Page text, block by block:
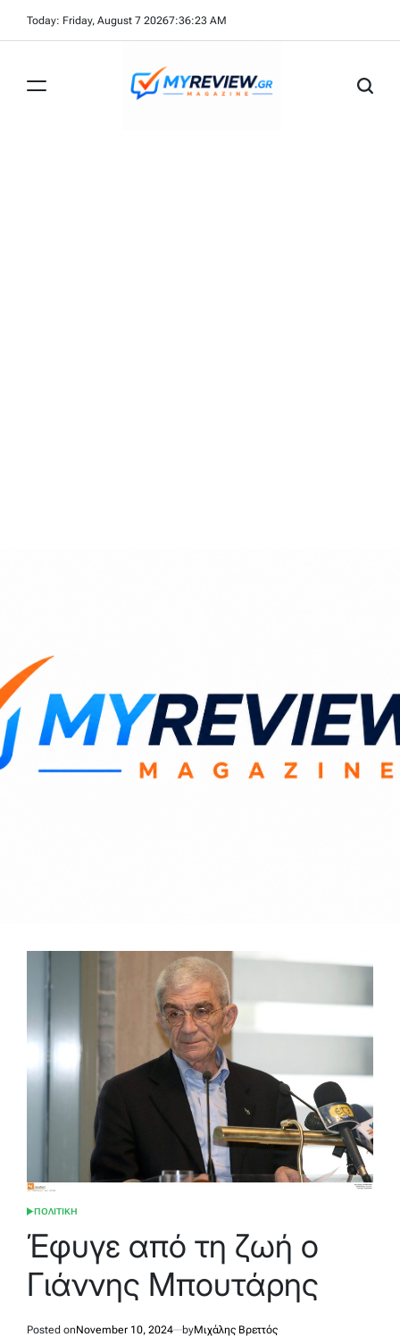
Today: Friday, August 7 20267:36:24 AM
POSTED
ΠΟΛΙΤΙΚΗ
Έφυγε από τη ζωή ο
Γιάννης Μπουτάρης
Posted onNovember 10, 2024 byΜιχάλης Βρεττός